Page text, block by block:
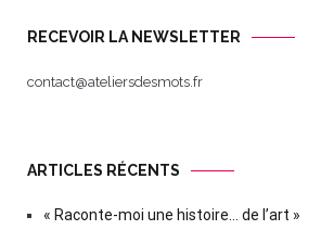
RECEVOIR LA NEWSLETTER
contact@ateliersdesmots.fr
ARTICLES RÉCENTS
« Raconte-moi une histoire… de l’art »